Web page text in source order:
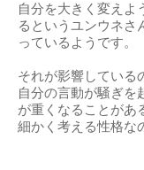
自分を大きく変えよ
るというユンウネさ
っているようです。
それが影響している
自分の言動が騒ぎを
が重くなることがあ
細かく考える性格な